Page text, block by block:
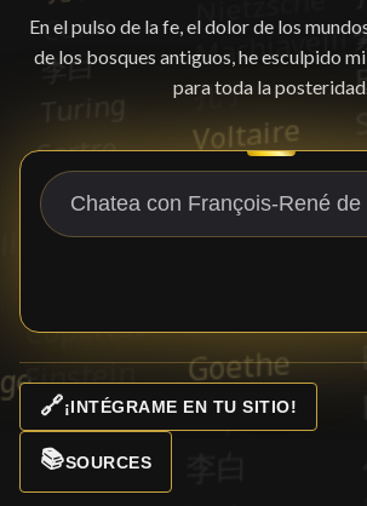
En el pulso de la fe, el dolor de los
de los bosques antiguos, he esculpido
para toda la
🔗¡INTÉGRAME EN TU SITIO!
📚SOURCES